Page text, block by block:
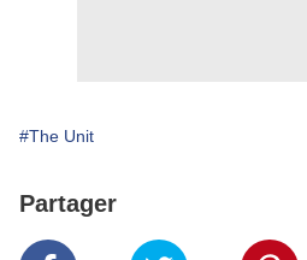
#The Unit
Partager